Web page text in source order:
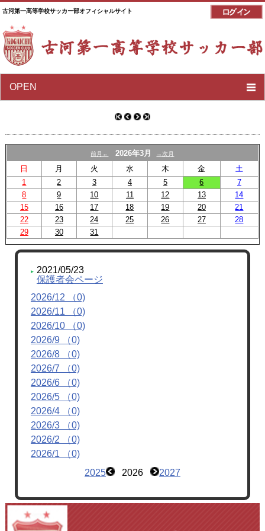
古河第一高等学校サッカー部オフィシャルサイト
OPEN
前月← 2026年3月 →次月
日 月 火 水 木 金
土
1
2 3 4 5 6
7
8
9 10 11 12 13
14
15
16 17 18 19 20
21
22
23 24 25 26 27
28
29
30 31
2021/05/23
保護者会ページ
2026/12 （0)
2026/11 （0)
2026/10 （0)
2026/9 （0)
2026/8 （0)
2026/7 （0)
2026/6 （0)
2026/5 （0)
2026/4 （0)
2026/3 （0)
2026/2 （0)
2026/1 （0)
2025
2026 2027